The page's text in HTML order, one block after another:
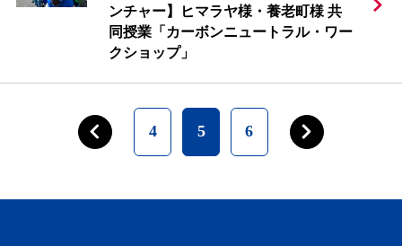
ンチャー】ヒマラヤ様・養老町様 共
同授業「カーボンニュートラル・ワー
クショップ」
4 5 6